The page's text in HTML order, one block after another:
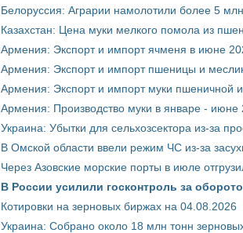
Белоруссия: Аграрии намолотили более 5
Казахстан: Цена муки мелкого помола из
Армения: Экспорт и импорт ячменя в июне
Армения: Экспорт и импорт пшеницы и
Армения: Экспорт и импорт муки пшеничной
Армения: Производство муки в январе - июне
Украина: Убытки для сельхозсектора из-за
В Омской области ввели режим ЧС из-за
Через Азовские морские порты в июле
В России усилили госконтроль за
Котировки на зерновых биржах на 04.08.2026
Украина: Собрано около 18 млн тонн